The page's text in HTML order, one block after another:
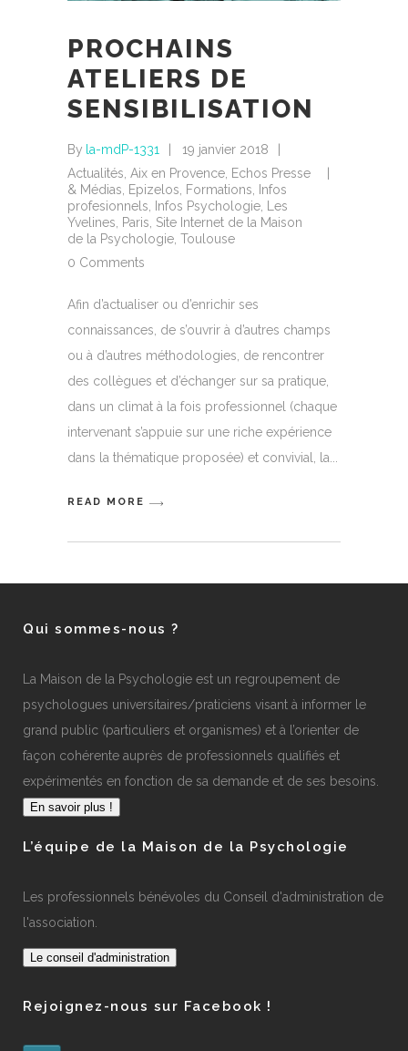
PROCHAINS
ATELIERS DE
SENSIBILISATION
By la-mdP-1331
19 janvier 2018
Actualités Aix en Provence Echos Presse
& Médias
Epizelos Formations
Infos
profesionnels
Infos Psychologie
Les
Yvelines
Paris Site Internet de la Maison
de la Psychologie Toulouse
0 Comments
Afin d’actualiser ou d’enrichir ses
connaissances, de s’ouvrir à d’autres champs
ou à d’autres méthodologies, de rencontrer
des collègues et d’échanger sur sa pratique,
dans un climat à la fois professionnel (chaque
intervenant s’appuie sur une riche expérience
dans la thématique proposée) et convivial, la
READ MORE
Qui sommes-nous ?
La Maison de la Psychologie est un regroupement de
psychologues universitaires/praticiens visant à informer le
grand public (particuliers et organismes) et à l’orienter de
façon cohérente auprès de professionnels qualifiés et
expérimentés en fonction de sa demande et de ses besoins.
En savoir plus !
L’équipe de la Maison de la Psychologie
Les professionnels bénévoles du Conseil d'administration de
l'association.
Le conseil d'administration
Rejoignez-nous sur Facebook !